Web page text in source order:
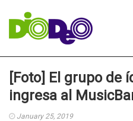
[Foto] El grupo de
ingresa al
January 25, 2019